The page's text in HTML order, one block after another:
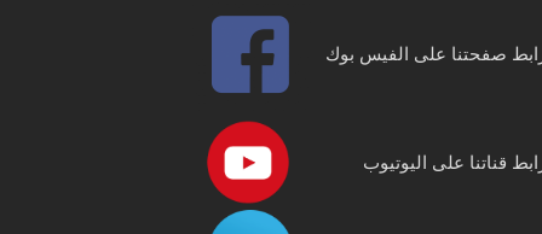
صفحتنا على الفيس بوك
قناتنا على اليوتيوب